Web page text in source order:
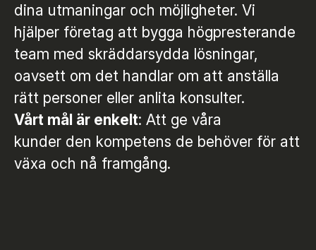
dina utmaningar och möjligheter. Vi
hjälper företag att bygga högpresterande
team med skräddarsydda lösningar,
oavsett om det handlar om att anställa
rätt personer eller anlita konsulter.
Vårt mål är enkelt: Att ge våra
kunder den kompetens de behöver för att
växa och nå framgång.